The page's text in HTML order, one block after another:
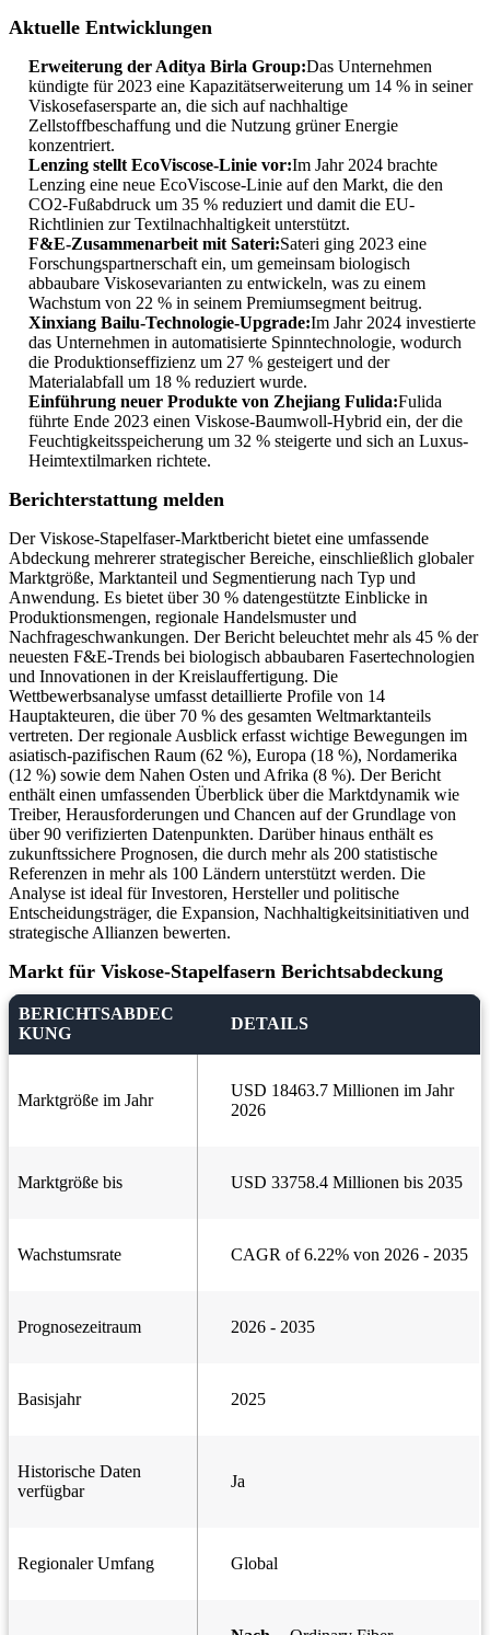
Aktuelle Entwicklungen
Erweiterung der Aditya Birla Group:Das Unternehmen
kündigte für 2023 eine Kapazitätserweiterung um 14 % in seiner
Viskosefasersparte an, die sich auf nachhaltige
Zellstoffbeschaffung und die Nutzung grüner Energie
konzentriert.
Lenzing stellt EcoViscose-Linie vor:Im Jahr 2024 brachte
Lenzing eine neue EcoViscose-Linie auf den Markt, die den
CO2-Fußabdruck um 35 % reduziert und damit die EU-
Richtlinien zur Textilnachhaltigkeit unterstützt.
F&E-Zusammenarbeit mit Sateri:Sateri ging 2023 eine
Forschungspartnerschaft ein, um gemeinsam biologisch
abbaubare Viskosevarianten zu entwickeln, was zu einem
Wachstum von 22 % in seinem Premiumsegment beitrug.
Xinxiang Bailu-Technologie-Upgrade:Im Jahr 2024 investierte
das Unternehmen in automatisierte Spinntechnologie, wodurch
die Produktionseffizienz um 27 % gesteigert und der
Materialabfall um 18 % reduziert wurde.
Einführung neuer Produkte von Zhejiang Fulida:Fulida
führte Ende 2023 einen Viskose-Baumwoll-Hybrid ein, der die
Feuchtigkeitsspeicherung um 32 % steigerte und sich an Luxus-
Heimtextilmarken richtete.
Berichterstattung melden
Der Viskose-Stapelfaser-Marktbericht bietet eine umfassende
Abdeckung mehrerer strategischer Bereiche, einschließlich globaler
Marktgröße, Marktanteil und Segmentierung nach Typ und
Anwendung. Es bietet über 30 % datengestützte Einblicke in
Produktionsmengen, regionale Handelsmuster und
Nachfrageschwankungen. Der Bericht beleuchtet mehr als 45 % der
neuesten F&E-Trends bei biologisch abbaubaren Fasertechnologien
und Innovationen in der Kreislauffertigung. Die
Wettbewerbsanalyse umfasst detaillierte Profile von 14
Hauptakteuren, die über 70 % des gesamten Weltmarktanteils
vertreten. Der regionale Ausblick erfasst wichtige Bewegungen im
asiatisch-pazifischen Raum (62 %), Europa (18 %), Nordamerika
(12 %) sowie dem Nahen Osten und Afrika (8 %). Der Bericht
enthält einen umfassenden Überblick über die Marktdynamik wie
Treiber, Herausforderungen und Chancen auf der Grundlage von
über 90 verifizierten Datenpunkten. Darüber hinaus enthält es
zukunftssichere Prognosen, die durch mehr als 200 statistische
Referenzen in mehr als 100 Ländern unterstützt werden. Die
Analyse ist ideal für Investoren, Hersteller und politische
Entscheidungsträger, die Expansion, Nachhaltigkeitsinitiativen und
strategische Allianzen bewerten.
Markt für Viskose-Stapelfasern Berichtsabdeckung
BERICHTSABDEC
KUNG
DETAILS
Marktgröße im Jahr
USD 18463.7 Millionen im Jahr
2026
Marktgröße bis USD 33758.4 Millionen bis 2035
Wachstumsrate CAGR of 6.22% von 2026 - 2035
Prognosezeitraum 2026 - 2035
Basisjahr 2025
Historische Daten
verfügbar
Ja
Regionaler Umfang Global